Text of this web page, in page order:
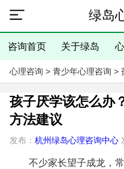
绿岛
咨询首页 关于绿岛
心理咨询 > 青少年心理咨询 >
孩子厌学该怎么办
方法建议
发布： 杭州绿岛心理咨询中心
不少家长望子成龙，常